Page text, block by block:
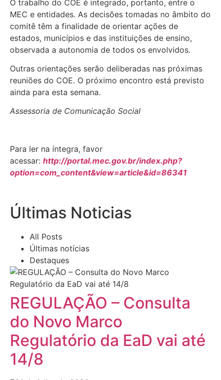
O trabalho do COE é integrado, portanto, entre o
MEC e entidades. As decisões tomadas no âmbito do
comitê têm a finalidade de orientar ações de
estados, municípios e das instituições de ensino,
observada a autonomia de todos os envolvidos.
Outras orientações serão deliberadas nas próximas
reuniões do COE. O próximo encontro está previsto
ainda para esta semana.
Assessoria de Comunicação Social
Para ler na íntegra, favor
acessar: http://portal.mec.gov.br/index.php?
option=com_content&view=article&id=86341
Últimas Noticias
All Posts
Últimas notícias
Destaques
REGULAÇÃO – Consulta
do Novo Marco
Regulatório da EaD vai até
14/8